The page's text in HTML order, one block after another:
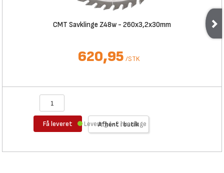
CMT Savklinge Z48w - 260x3,2x30mm
620,95 /STK
Få leveret Afhent i butik
Levering 1-2 hverdage